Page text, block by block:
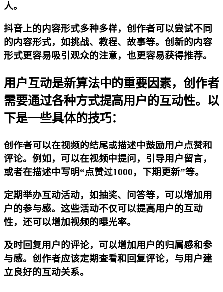
人。
抖音上的内容形式多种多样，创作者可以尝试不同
的内容形式，如挑战、教程、故事等。创新的内容
形式更容易吸引观众的注意，也更容易获得推荐。
用户互动是新算法中的重要因素，创作者
需要通过各种方式提高用户的互动性。以
下是一些具体的技巧：
创作者可以在视频的结尾或描述中鼓励用户点赞和
评论。例如，可以在视频中提问，引导用户留言，
或者在描述中写明“点赞过1000，下期更新”等。
定期举办互动活动，如抽奖、问答等，可以增加用
户的参与感。这些活动不仅可以提高用户的互动
性，还可以增加视频的曝光率。
及时回复用户的评论，可以增加用户的归属感和参
与感。创作者应该定期查看和回复评论，与用户建
立良好的互动关系。